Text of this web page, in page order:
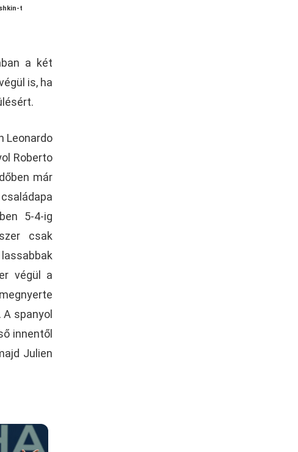
t
a két
is, ha
Leonardo
Roberto
már
5-4-ig
csak
végül a
spanyol
innentől
Julien